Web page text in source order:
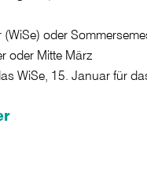
oder
oder Mitte März
WiSe, 15. Januar für